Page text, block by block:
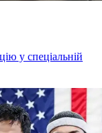
у спеціальній